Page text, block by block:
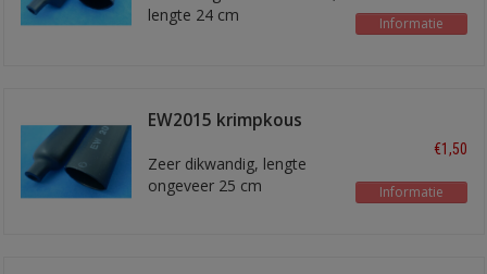
lengte 24 cm
Informatie
EW2015 krimpkous
Zeer dikwandig, lengte
ongeveer 25 cm
€1,50
Informatie